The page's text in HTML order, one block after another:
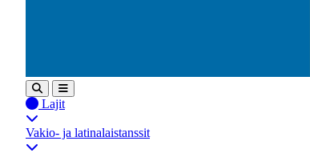
Lajit
Vakio- ja latinalaistanssit